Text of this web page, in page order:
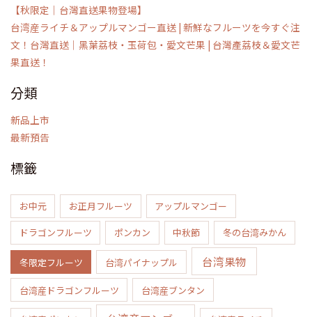
【秋限定｜台灣直送果物登場】
台湾産ライチ＆アップルマンゴー直送 | 新鮮なフルーツを今すぐ注
文！台灣直送｜黑葉荔枝・玉荷包・愛文芒果 | 台灣產荔枝＆愛文芒
果直送！
分類
新品上市
最新預告
標籤
お中元 お正月フルーツ
アップルマンゴー
ドラゴンフルーツ
ポンカン 中秋節 冬の台湾みかん
冬限定フルーツ 台湾パイナップル 台湾果物
台湾産ドラゴンフルーツ 台湾産ブンタン